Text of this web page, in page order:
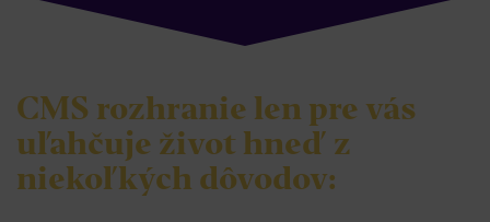
CMS rozhranie len pre vás
uľahčuje život hneď z
niekoľkých dôvodov: